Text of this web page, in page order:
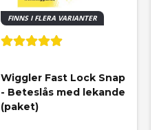
FINNS I FLERA VARIANTER
Wiggler Fast Lock Snap
- Beteslås med lekande
(paket)